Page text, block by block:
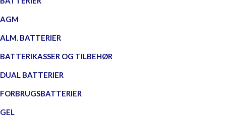
AGM
ALM. BATTERIER
BATTERIKASSER OG TILBEHØR
DUAL BATTERIER
FORBRUGSBATTERIER
GEL